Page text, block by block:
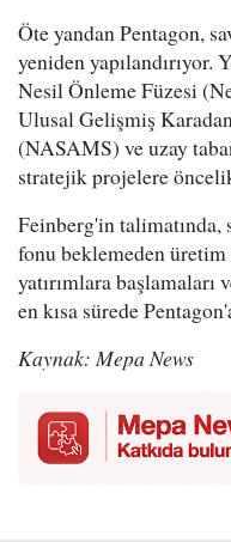
Öte yandan Pentagon,
yeniden yapılandırıyor.
Nesil Önleme Füzesi
Ulusal Gelişmiş
(NASAMS) ve uzay
stratejik projelere
Feinberg'in
fonu beklemeden
yatırımlara başlamaları
en kısa sürede
Kaynak: Mepa News